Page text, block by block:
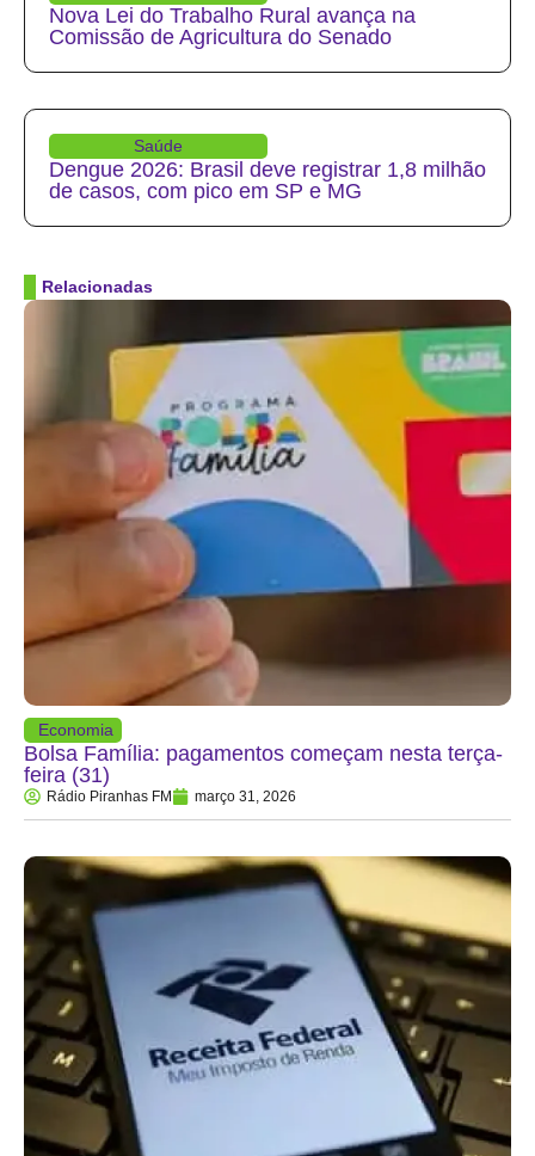
Nova Lei do Trabalho Rural avança na
Comissão de Agricultura do Senado
Saúde
Dengue 2026: Brasil deve registrar 1,8 milhão
de casos, com pico em SP e MG
Relacionadas
Economia
Bolsa Família: pagamentos começam nesta terça-
feira (31)
Rádio Piranhas FM março 31, 2026